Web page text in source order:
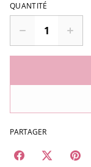
QUANTITÉ
PARTAGER